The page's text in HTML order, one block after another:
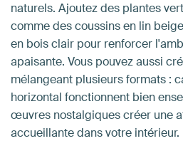
naturels. Ajoutez des plantes
comme des coussins en lin
en bois clair pour renforcer
apaisante. Vous pouvez aussi
mélangeant plusieurs formats :
horizontal fonctionnent bien
œuvres nostalgiques créer une
accueillante dans votre intérieur.